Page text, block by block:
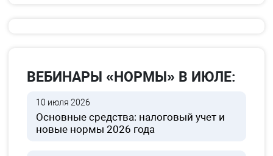
ВЕБИНАРЫ «НОРМЫ» В ИЮЛЕ:
10 июля 2026
Основные средства: налоговый учет и
новые нормы 2026 года